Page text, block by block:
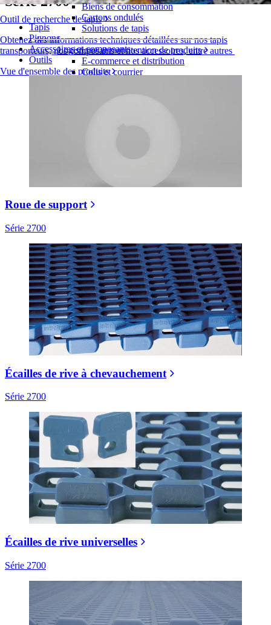
Outil de recherche de tapis
Obtenez des informations techniques détaillées sur nos tapis
transporteurs, nos composants et nos accessoires, entre autres
Vue d'ensemble des produits
Biens de consommation
Cartons ondulés
Solutions de tapis
Logistique et manutention de produits
E-commerce et distribution
Colis et courrier
Tapis
Pignons
Accessoires et composants
Outils
Roue de support
Série 2700
Écailles de rive à chevauchement
Série 2700
Écailles de rive universelles
Série 2700